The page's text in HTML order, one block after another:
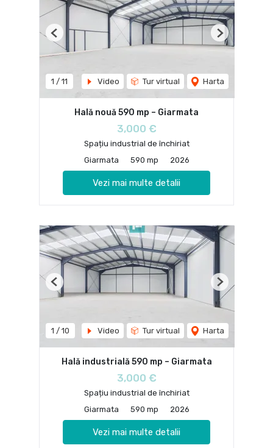
1 / 11 Video Tur virtual Harta
Previous Next
Hală nouă 590 mp – Giarmata
3,000 €
Spațiu industrial de închiriat
Giarmata
590 mp 2026
Vezi mai multe detalii
1 / 10 Video Tur virtual Harta
Previous Next
Hală industrială 590 mp – Giarmata
3,000 €
Spațiu industrial de închiriat
Giarmata
590 mp 2026
Vezi mai multe detalii